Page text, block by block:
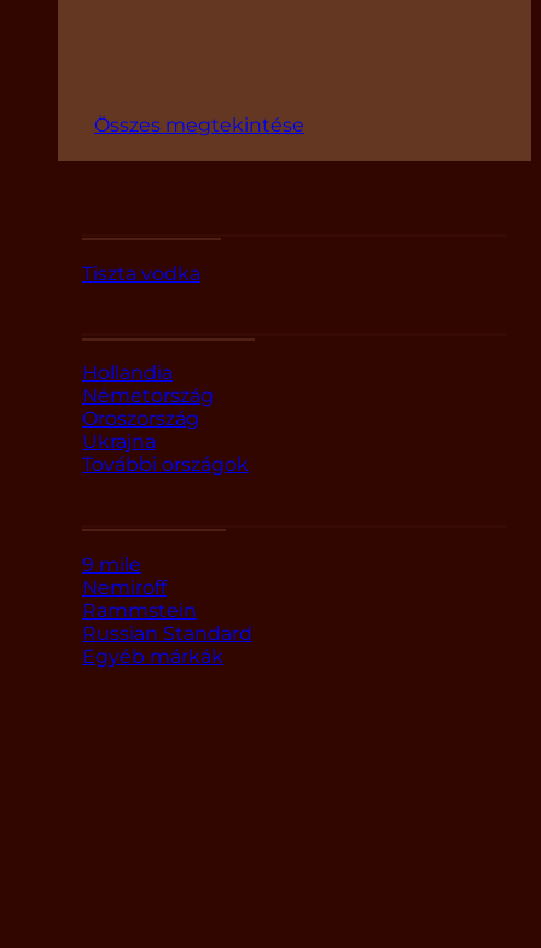
Összes megtekintése
Tiszta vodka
Hollandia
Németország
Oroszország
Ukrajna
További országok
9 mile
Nemiroff
Rammstein
Russian Standard
Egyéb márkák